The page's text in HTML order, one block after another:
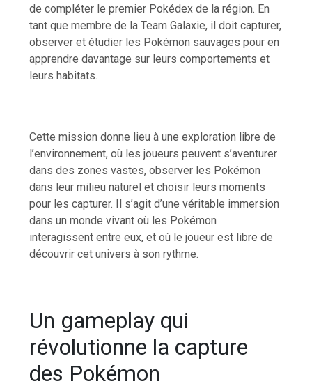
de compléter le premier Pokédex de la région. En
tant que membre de la Team Galaxie, il doit capturer,
observer et étudier les Pokémon sauvages pour en
apprendre davantage sur leurs comportements et
leurs habitats.
Cette mission donne lieu à une exploration libre de
l’environnement, où les joueurs peuvent s’aventurer
dans des zones vastes, observer les Pokémon
dans leur milieu naturel et choisir leurs moments
pour les capturer. Il s’agit d’une véritable immersion
dans un monde vivant où les Pokémon
interagissent entre eux, et où le joueur est libre de
découvrir cet univers à son rythme.
Un gameplay qui
révolutionne la capture
des Pokémon